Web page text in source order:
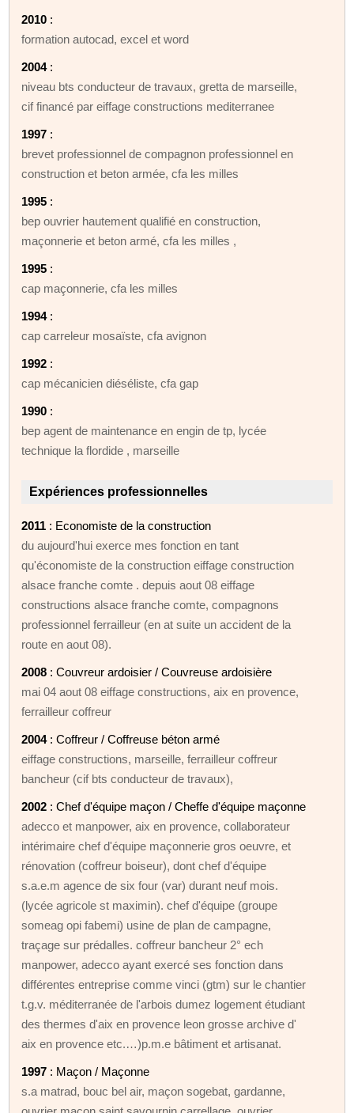
2010 :
formation autocad, excel et word
2004:
niveau bts conducteur de travaux, gretta de marseille,
cif financé par eiffage constructions mediterranee
1997 :
brevet professionnel de compagnon professionnel en
construction et beton armée, cfa les milles
1995 :
bep ouvrier hautement qualifié en construction,
maçonnerie et beton armé, cfa les milles ,
1995 :
cap maçonnerie, cfa les milles
1994:
cap carreleur mosaïste, cfa avignon
1992 :
cap mécanicien diéséliste, cfa gap
1990 :
bep agent de maintenance en engin de tp, lycée
technique la flordide , marseille
Expériences professionnelles
2011 : Economiste de la construction
du aujourd'hui exerce mes fonction en tant
qu'économiste de la construction eiffage construction
alsace franche comte . depuis aout 08 eiffage
constructions alsace franche comte, compagnons
professionnel ferrailleur (en at suite un accident de la
route en aout 08).
2008 : Couvreur ardoisier / Couvreuse ardoisière
mai 04 aout 08 eiffage constructions, aix en provence,
ferrailleur coffreur
2004: Coffreur / Coffreuse béton armé
eiffage constructions, marseille, ferrailleur coffreur
bancheur (cif bts conducteur de travaux),
2002 : Chef d'équipe maçon / Cheffe d'équipe maçonne
adecco et manpower, aix en provence, collaborateur
intérimaire chef d'équipe maçonnerie gros oeuvre, et
rénovation (coffreur boiseur), dont chef d'équipe
s.a.e.m agence de six four (var) durant neuf mois.
(lycée agricole st maximin). chef d'équipe (groupe
someag opi fabemi) usine de plan de campagne,
traçage sur prédalles. coffreur bancheur 2° ech
manpower, adecco ayant exercé ses fonction dans
différentes entreprise comme vinci (gtm) sur le chantier
t.g.v. méditerranée de l'arbois dumez logement étudiant
des thermes d'aix en provence leon grosse archive d'
aix en provence etc.…)p.m.e bâtiment et artisanat.
1997 : Maçon / Maçonne
s.a matrad, bouc bel air, maçon sogebat, gardanne,